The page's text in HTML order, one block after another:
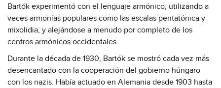
Bartók experimentó con el lenguaje armónico, utilizando a
veces armonías populares como las escalas pentatónica y
mixolidia, y alejándose a menudo por completo de los
centros armónicos occidentales.
Durante la década de 1930, Bartók se mostró cada vez más
desencantado con la cooperación del gobierno húngaro
con los nazis. Había actuado en Alemania desde 1903 hasta